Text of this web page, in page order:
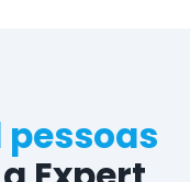
pessoas